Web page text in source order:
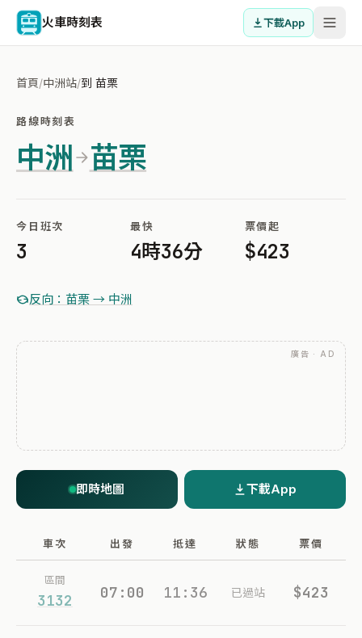
火車時刻表 下載App
首頁/中洲站/到 苗栗
路線時刻表
中洲 苗栗
今日班次
3
最快
4時36分
票價起
$423
反向：苗栗 → 中洲
廣告 · AD
即時地圖 下載App
車次 出發 抵達 狀態 票價
區間
3132 07:00 11:36 已過站 $423